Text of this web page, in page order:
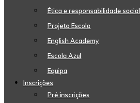
Ética e responsabilidade social
Projeto Escola
English Academy
Escola Azul
Equipa
Inscrições
Pré inscrições